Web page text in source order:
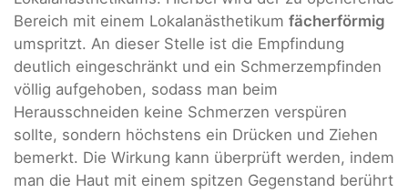
Bereich mit einem Lokalanästhetikum fächerförmig
umspritzt. An dieser Stelle ist die Empfindung
deutlich eingeschränkt und ein Schmerzempfinden
völlig aufgehoben, sodass man beim
Herausschneiden keine Schmerzen verspüren
sollte, sondern höchstens ein Drücken und Ziehen
bemerkt. Die Wirkung kann überprüft werden, indem
man die Haut mit einem spitzen Gegenstand berührt